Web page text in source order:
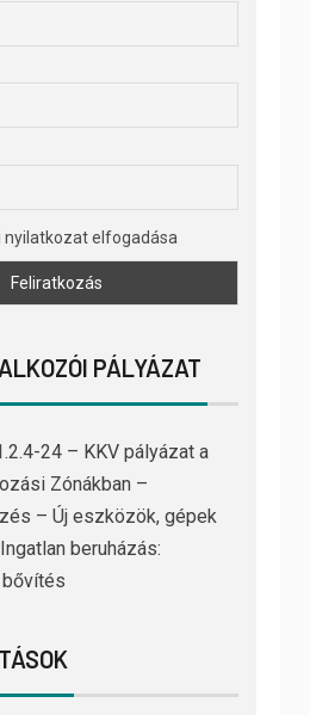
elfogadása
PÁLYÁZAT
24 – KKV pályázat a
Zónákban –
– Új eszközök, gépek
beruházás: